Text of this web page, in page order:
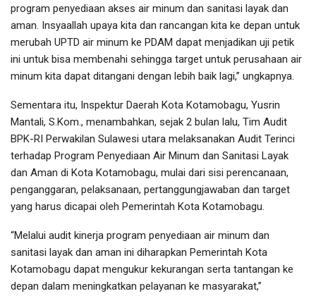
program penyediaan akses air minum dan sanitasi layak dan
aman. Insyaallah upaya kita dan rancangan kita ke depan untuk
merubah UPTD air minum ke PDAM dapat menjadikan uji petik
ini untuk bisa membenahi sehingga target untuk perusahaan air
minum kita dapat ditangani dengan lebih baik lagi,” ungkapnya.
Sementara itu, Inspektur Daerah Kota Kotamobagu, Yusrin
Mantali, S.Kom., menambahkan, sejak 2 bulan lalu, Tim Audit
BPK-RI Perwakilan Sulawesi utara melaksanakan Audit Terinci
terhadap Program Penyediaan Air Minum dan Sanitasi Layak
dan Aman di Kota Kotamobagu, mulai dari sisi perencanaan,
penganggaran, pelaksanaan, pertanggungjawaban dan target
yang harus dicapai oleh Pemerintah Kota Kotamobagu.
“Melalui audit kinerja program penyediaan air minum dan
sanitasi layak dan aman ini diharapkan Pemerintah Kota
Kotamobagu dapat mengukur kekurangan serta tantangan ke
depan dalam meningkatkan pelayanan ke masyarakat,”